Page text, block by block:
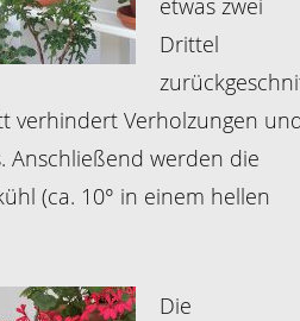
etwas zwei
Drittel
verhindert Verholzungen
Anschließend werden die
(ca. 10° in einem hellen
Die